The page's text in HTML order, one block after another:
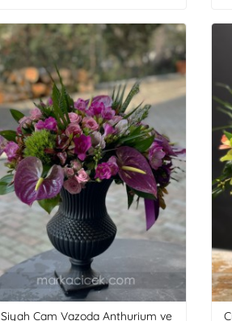
Siyah Cam Vazoda Anthurium ve